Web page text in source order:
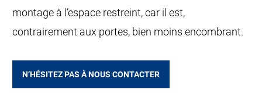
montage à l’espace restreint, car il est,
contrairement aux portes, bien moins encombrant.
N’HÉSITEZ PAS À NOUS CONTACTER